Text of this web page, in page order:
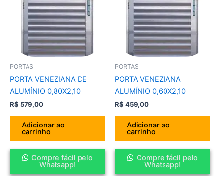
PORTAS
PORTA VENEZIANA DE
ALUMÍNIO 0,80X2,10
R$ 579,00
Adicionar ao
carrinho
Compre fácil pelo
Whatsapp!
PORTAS
PORTA VENEZIANA
ALUMÍNIO 0,60X2,10
R$ 459,00
Adicionar ao
carrinho
Compre fácil pelo
Whatsapp!